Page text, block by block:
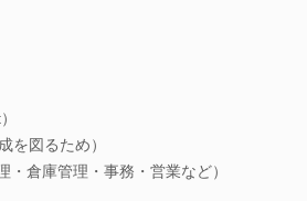
図るため）
倉庫管理・事務・営業など）